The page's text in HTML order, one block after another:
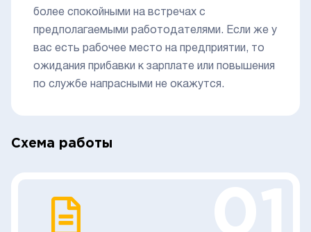
более спокойными на встречах с
предполагаемыми работодателями. Если же у
вас есть рабочее место на предприятии, то
ожидания прибавки к зарплате или повышения
по службе напрасными не окажутся.
Схема работы